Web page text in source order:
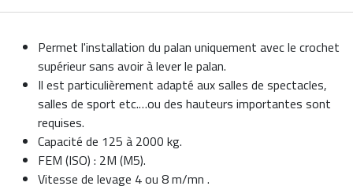
Permet l'installation du palan uniquement avec le crochet
supérieur sans avoir à lever le palan.
Il est particulièrement adapté aux salles de spectacles,
salles de sport etc.…ou des hauteurs importantes sont
requises.
Capacité de 125 à 2000 kg.
FEM (ISO) : 2M (M5).
Vitesse de levage 4 ou 8 m/mn .